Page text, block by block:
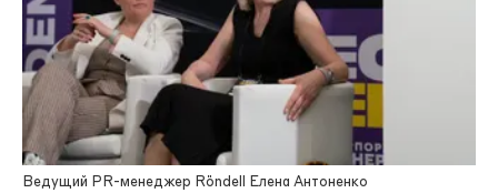
Ведущий PR-менеджер Röndell Елена Антоненко